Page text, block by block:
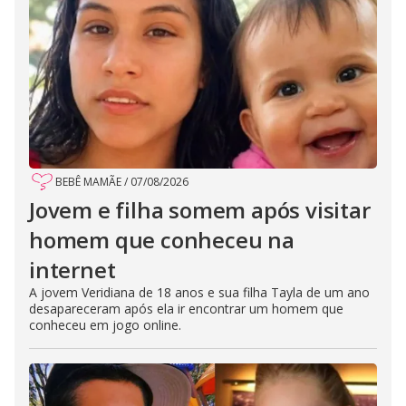
BEBÊ MAMÃE/ 07/08/2026
Jovem e filha somem após visitar
homem que conheceu na
internet
A jovem Veridiana de 18 anos e sua filha Tayla de um ano
desapareceram após ela ir encontrar um homem que
conheceu em jogo online.